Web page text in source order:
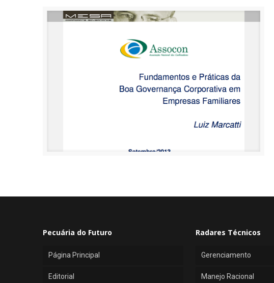
Pecuária do Futuro
Página Principal
Editorial
Radares Técnicos
Gerenciamento
Manejo Racional